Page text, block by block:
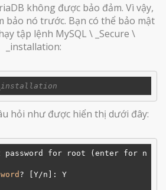
không được bảo đảm. Vì vậy,
bảo nó trước. Bạn có thể bảo mật
tập lệnh MySQL \ _Secure \
_installation:
hỏi như được hiển thị dưới đây:
? [Y/n]: Y